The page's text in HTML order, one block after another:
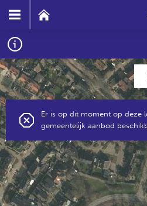
Er is op dit moment op deze
gemeentelijk aanbod